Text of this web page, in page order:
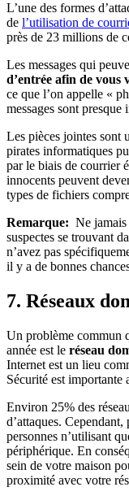
L’une des formes
de l’utilisation de
près de 23 millions de
Les messages qui
d’entrée afin de vous
ce que l’on appelle «
messages sont presque
Les pièces jointes sont
pirates informatiques
par le biais de courrier
innocents peuvent
types de fichiers
Remarque: Ne
suspectes se trouvant
n’avez pas
il y a de bonnes
7. Réseaux
Un problème commun
année est le réseau
Internet est un lieu
Sécurité est importante
Environ 25% des
d’attaques.
personnes n’utilisant
périphérique. En
sein de votre maison
proximité avec votre